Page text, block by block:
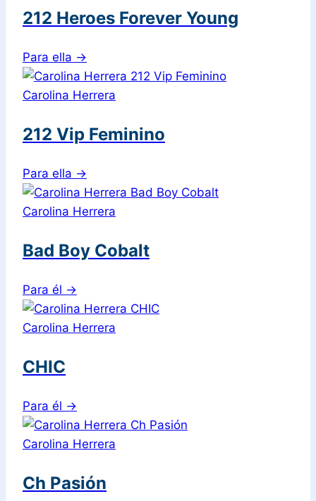
212 Heroes Forever Young
Para ella →
Carolina Herrera
212 Vip Feminino
Para ella →
Carolina Herrera
Bad Boy Cobalt
Para él →
Carolina Herrera
CHIC
Para él →
Carolina Herrera
Ch Pasión